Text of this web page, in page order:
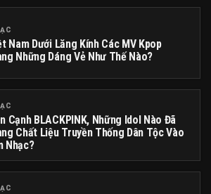
Nam Dưới Lăng Kính Các MV Kpop
Những Dáng Vẻ Như Thế Nào?
Cạnh BLACKPINK, Những Idol Nào Đã
Chất Liệu Truyền Thống Dân Tộc Vào
Nhạc?